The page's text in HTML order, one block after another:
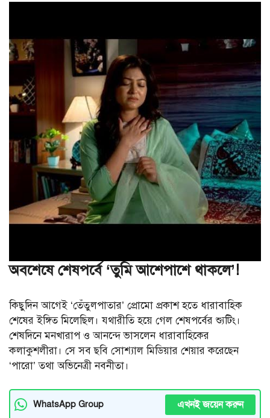
অবশেষে শেষপর্বে ‘তুমি আশেপাশে থাকলে’!
কিছুদিন আগেই ‘তেঁতুলপাতার’ প্রোমো‌ প্রকাশ হতে ধারাবাহিক
শেষের ইঙ্গিত মিলেছিল। যথারীতি হয়ে গেল শেষপর্বের শ্যুটিং।
শেষদিনে মনখারাপ ও আনন্দে ভাসলেন ধারাবাহিকের
কলাকুশলীরা। সে সব ছবি সোশ্যাল মিডিয়ার শেয়ার করেছেন
‘পারো’ তথা অভিনেত্রী নবনীতা।
WhatsApp Group এখনই জয়েন করুন